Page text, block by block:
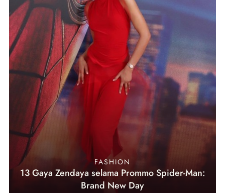
FASHION
13 Gaya Zendaya selama Prommo Spider-Man:
Brand New Day